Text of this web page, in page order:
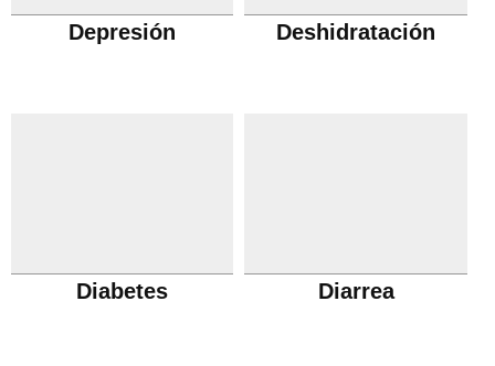
Depresión Deshidratación
Diabetes Diarrea